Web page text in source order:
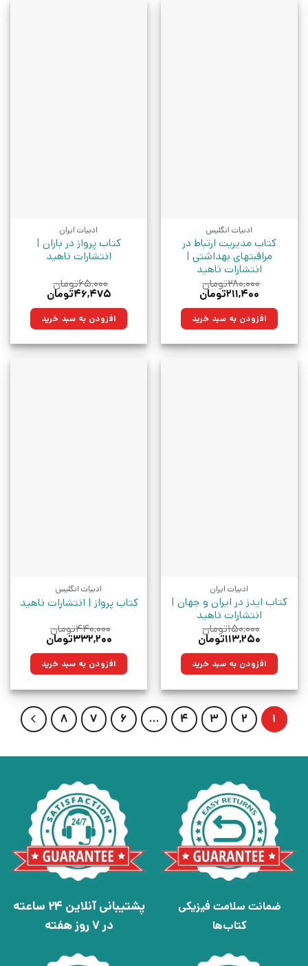
ادبیات انگلیس
کتاب مدیریت ارتباط در
مراقبتهای بهداشتی |
انتشارات ناهید
۲۸۰,۰۰۰تومان
قیمت
۲۸۰,۰۰۰تومان
بود.
۲۱۱,۴۰۰تومان
۲۱۱,۴۰۰تومان.افزودن به سبد خرید
ادبیات ایران
کتاب پرواز در باران |
انتشارات ناهید
۶۵,۰۰۰تومان
قیمت
۶۵,۰۰۰تومان
بود.
۴۶,۴۷۵تومان
۴۶,۴۷۵تومان.افزودن به سبد خرید
ادبیات ایران
کتاب ایدز در ایران و جهان |
انتشارات ناهید
۱۵۰,۰۰۰تومان
قیمت
۱۵۰,۰۰۰تومان
بود.
۱۱۳,۲۵۰تومان
۱۱۳,۲۵۰تومان.افزودن به سبد خرید
ادبیات انگلیس
کتاب پرواز | انتشارات ناهید
۴۴۰,۰۰۰تومان
قیمت
۴۴۰,۰۰۰تومان
بود.
۳۳۲,۲۰۰تومان
۳۳۲,۲۰۰تومان.افزودن به سبد خرید
1
2
3
4
…
6
7
8
ضمانت سلامت فیزیکی
کتاب‌ها
پشتیبانی آنلاین 24 ساعته
در 7 روز هفته